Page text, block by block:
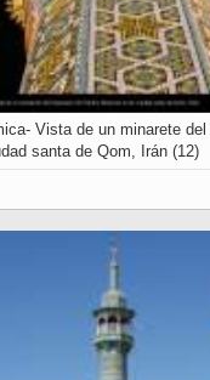
Vista de un minarete
santa de Qom, Irán (12)